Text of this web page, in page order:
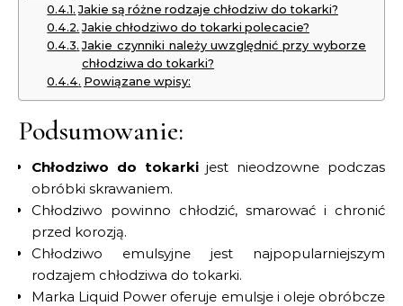
Jakie są różne rodzaje chłodziw do tokarki?
Jakie chłodziwo do tokarki polecacie?
Jakie czynniki należy uwzględnić przy wyborze
chłodziwa do tokarki?
Powiązane wpisy:
Podsumowanie:
Chłodziwo do tokarkijest nieodzowne podczas
obróbki skrawaniem.
Chłodziwo powinno chłodzić, smarować i chronić
przed korozją.
Chłodziwo emulsyjne jest najpopularniejszym
rodzajem chłodziwa do tokarki.
Marka Liquid Power oferuje emulsje i oleje obróbcze